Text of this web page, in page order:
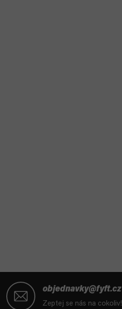
objednavky@fyft.cz
Zeptej se nás na cokoliv!